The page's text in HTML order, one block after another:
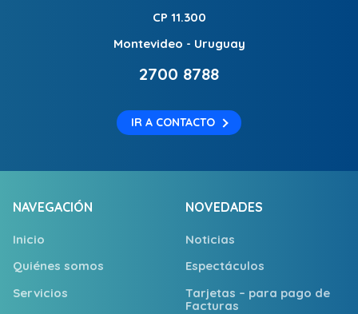
CP 11.300
Montevideo - Uruguay
2700 8788
IR A CONTACTO
NAVEGACIÓN
Inicio
Quiénes somos
Servicios
NOVEDADES
Noticias
Espectáculos
Tarjetas – para pago de
Facturas